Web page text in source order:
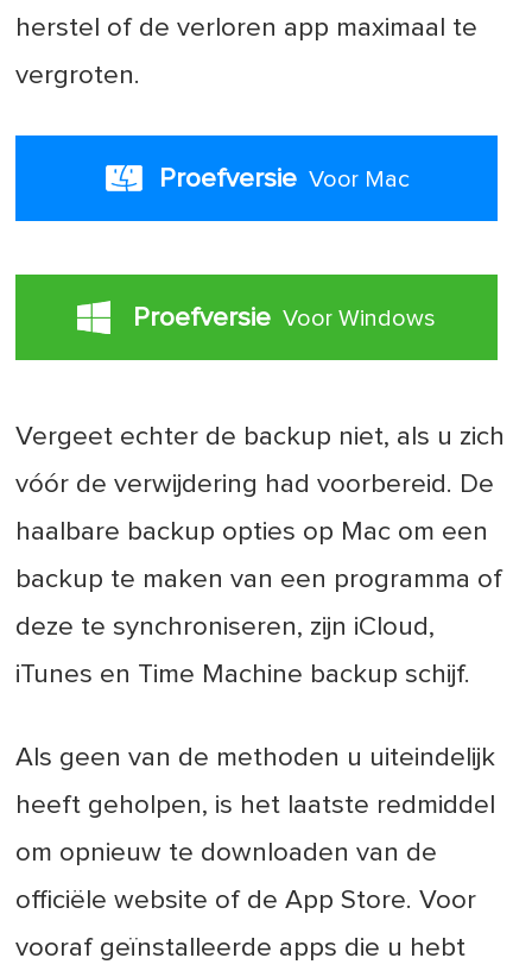
herstel of de verloren app maximaal te
vergroten.
Proefversie Voor Mac
Proefversie Voor Windows
Vergeet echter de backup niet, als u zich
vóór de verwijdering had voorbereid. De
haalbare backup opties op Mac om een
backup te maken van een programma of
deze te synchroniseren, zijn iCloud,
iTunes en Time Machine backup schijf.
Als geen van de methoden u uiteindelijk
heeft geholpen, is het laatste redmiddel
om opnieuw te downloaden van de
officiële website of de App Store. Voor
vooraf geïnstalleerde apps die u hebt